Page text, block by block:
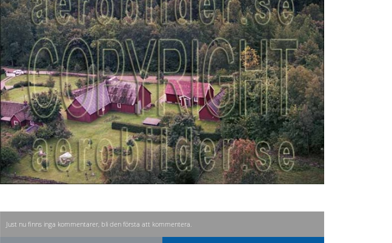
Just nu finns inga kommentarer, bli den första att kommentera.